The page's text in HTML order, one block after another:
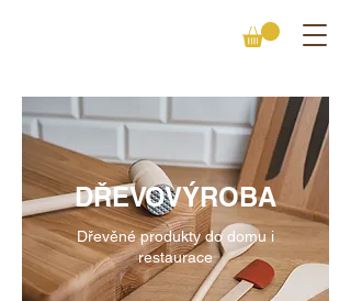
DŘEVOVÝROBA
Dřevěné produkty do domu i
restaurace